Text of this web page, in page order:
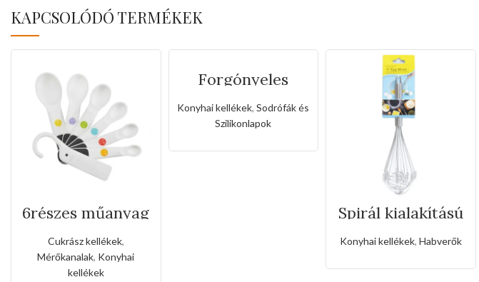
KAPCSOLÓDÓ TERMÉKEK
6részes műanyag
mérőkanál szett
Cukrász kellékek,
Mérőkanalak, Konyhai
kellékek
Forgónyeles
galvanizált
szilikon sodrófa-
50×6,3cm
Konyhai kellékek,Sodrófák és
Szilikonlapok
Spirál kialakítású
Konyhai kellékek,Habverők